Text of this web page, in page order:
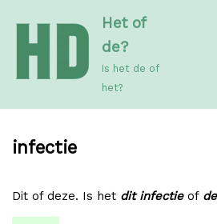
de
inhoud
Het of
de?
Is het de of
het?
infectie
Dit of deze. Is het dit infectieof